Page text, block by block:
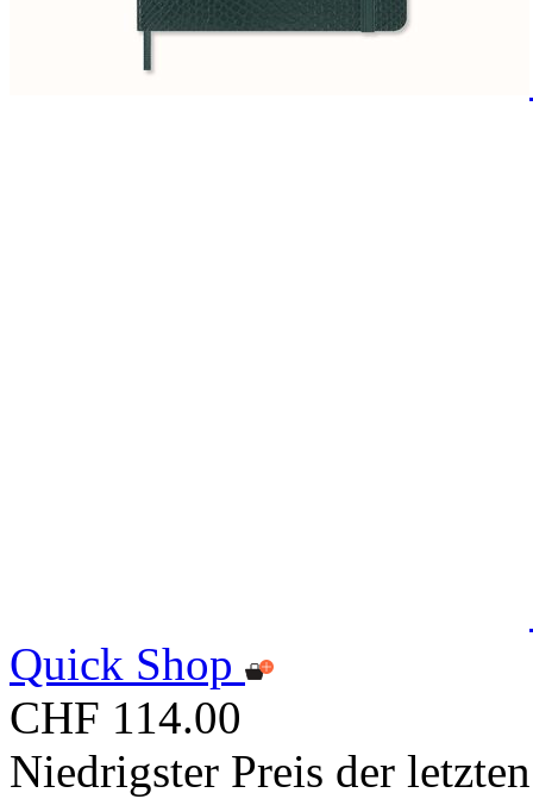
Quick Shop
CHF 114.00
Niedrigster Preis der